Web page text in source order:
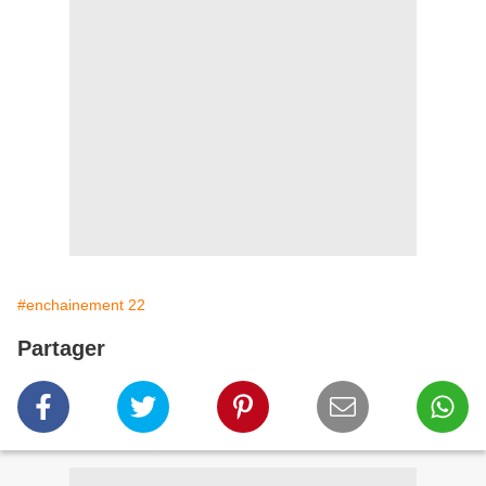
#enchainement 22
Partager